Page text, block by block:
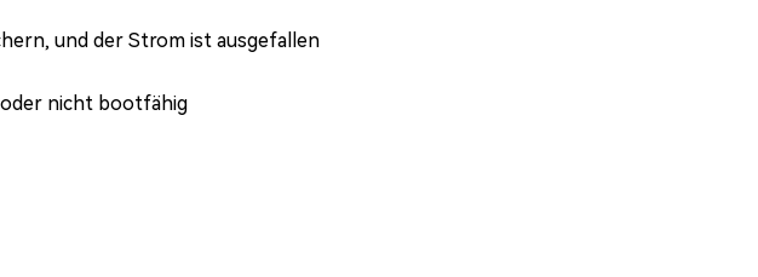
und der Strom ist ausgefallen
nicht bootfähig